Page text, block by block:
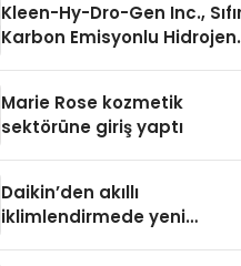
Kleen-Hy-Dro-Gen Inc.,
Karbon Emisyonlu Hidrojen
Aldı
Marie Rose kozmetik
sektörüne giriş yaptı
Daikin’den akıllı
iklimlendirmede yeni